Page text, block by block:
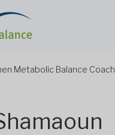
Metabolic Balance Coach